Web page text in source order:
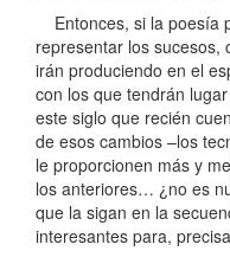
Entonces, si la poesía
representar los sucesos,
irán produciendo en el
con los que tendrán
este siglo que recién
de esos cambios –los
le proporcionen más y
los anteriores… ¿no es
que la sigan en la
interesantes para,